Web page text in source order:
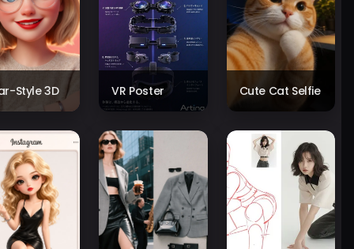
Style 3D VR Poster Cute Cat Selfie